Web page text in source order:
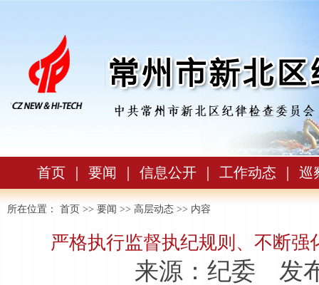
首页 要闻 信息公开 工作动态 巡
所在位置： 首页 >> 要闻 >> 高层动态 >> 内容
严格执行监督执纪规则、不断
来源：纪委 发